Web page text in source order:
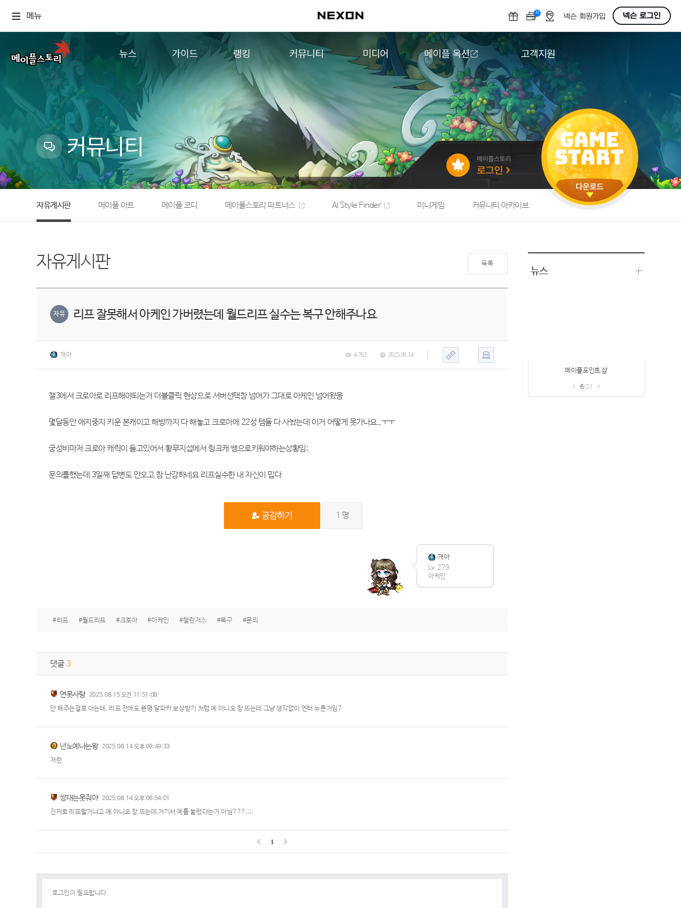
메뉴 N OFF넥슨 회원가입 넥슨 로그인
뉴스
업데이트
이벤트
캐시샵 공지
메이플 알림판
with maple
가이드
추가정보
랭킹
컨텐츠 랭킹
커뮤니티
자유게시판
메이플 아트
메이플 코디
메이플스토리 파트너스
AI Style Finder
미니게임
커뮤니티 아카이브
미디어 메이플 옥션
메이플 옥션
고객지원
다운로드
도움말/1:1문의
버그악용/불법프로그램 신고
게임 접근성
커뮤니티
자유게시판 메이플 아트 메이플 코디 메이플스토리 파트너스 AI Style Finder 미니게임 커뮤니티 아카이브
자유게시판 목록
자유 리프 잘못해서 아케인 가버렸는데 월드리프 실수는 복구 안해주나요
개아 4,762 2025.08.14
챌3에서 크로아로 리프해야되는거 더블클릭 현상으로 서버선택창 넘어가 그대로 아케인 넘어왔음
몇달동안 애지중지 키운 본캐이고 해방까지 다 해놓고 크로아에 22성 템들 다 사놨는데 이거 어떻게 못가나요..ㅜㅜ
궁성비마저 크로아 캐릭이 들고있어서 황무지섭에서 링크캐 쌩으로키워야하는상황임;
문의를했는데 3일째 답변도 안오고 참 난감하네요 리프실수한 내 자신이 밉다
1 명
개아
Lv. 279
아케인
#리프 #월드리프 #크로아 #아케인 #챌린저스 #복구 #문의
댓글 3
연못사탕 2025.08.15 오전 11:51:08
안 해주는걸로 아는데, 리프 전에도 분명 알파카 보상받기 처럼 예 아니오 창 뜨는데 그냥 생각없이 엔터 누른거임?
넌노예나는왕 2025.08.14 오후 09:49:33
저런
쌍대는못줘야 2025.08.14 오후 06:54:01
진짜로 리프할거냐고 예 아니오 창 뜨는데 거기서 예를 눌렀다는거 아님???;;;;
1
뉴스
메이플포인트 샵
6/21